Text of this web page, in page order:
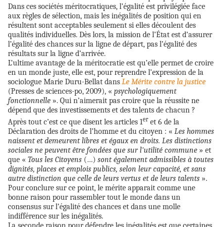
Dans ces sociétés méritocratiques, l’égalité est privilégiée face
aux règles de sélection, mais les inégalités de position qui en
résultent sont acceptables seulement si elles découlent des
qualités individuelles. Dès lors, la mission de l’État est d’assurer
l’égalité des chances sur la ligne de départ, pas l’égalité des
résultats sur la ligne d’arrivée.
L’ultime avantage de la méritocratie est qu’elle permet de croire
en un monde juste, elle est, pour reprendre l’expression de la
sociologue Marie Duru-Bellat dans Le Mérite contre la justice
(Presses de sciences-po, 2009), « psychologiquement
fonctionnelle ». Qui n’aimerait pas croire que la réussite ne
dépend que des investissements et des talents de chacun ?
Après tout c’est ce que disent les articles 1er et 6 de la
Déclaration des droits de l’homme et du citoyen : « Les hommes
naissent et demeurent libres et égaux en droits. Les distinctions
sociales ne peuvent être fondées que sur l'utilité commune » et
que « Tous les Citoyens (…) sont également admissibles à toutes
dignités, places et emplois publics, selon leur capacité, et sans
autre distinction que celle de leurs vertus et de leurs talents ».
Pour conclure sur ce point, le mérite apparait comme une
bonne raison pour rassembler tout le monde dans un
consensus sur l’égalité des chances et dans une molle
indifférence sur les inégalités.